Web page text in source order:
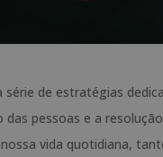
série de estratégias
pessoas e a
vida quotidiana,